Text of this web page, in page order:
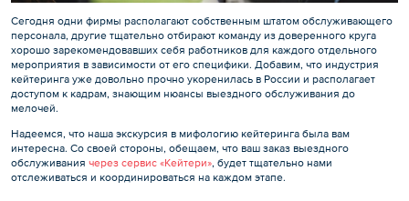
Сегодня одни фирмы располагают собственным штатом обслуживающего
персонала, другие тщательно отбирают команду из доверенного круга
хорошо зарекомендовавших себя работников для каждого отдельного
мероприятия в зависимости от его специфики. Добавим, что индустрия
кейтеринга уже довольно прочно укоренилась в России и располагает
доступом к кадрам, знающим нюансы выездного обслуживания до
мелочей.
Надеемся, что наша экскурсия в мифологию кейтеринга была вам
интересна. Со своей стороны, обещаем, что ваш заказ выездного
обслуживания через сервис «Кейтери», будет тщательно нами
отслеживаться и координироваться на каждом этапе.